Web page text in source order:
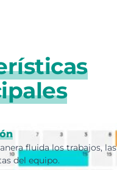
fluida los trabajos, las
del equipo.